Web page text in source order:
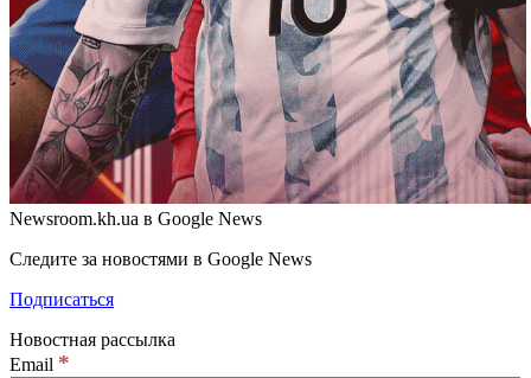
Newsroom.kh.ua в Google News
Следите за новостями в Google News
Подписаться
Новостная рассылка
Email *